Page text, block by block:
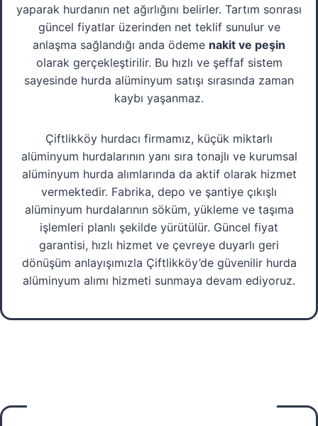
yaparak hurdanın net ağırlığını belirler. Tartım sonrası
güncel fiyatlar üzerinden net teklif sunulur ve
anlaşma sağlandığı anda ödeme nakit ve peşin
olarak gerçekleştirilir. Bu hızlı ve şeffaf sistem
sayesinde hurda alüminyum satışı sırasında zaman
kaybı yaşanmaz.
Çiftlikköy hurdacı firmamız, küçük miktarlı
alüminyum hurdalarının yanı sıra tonajlı ve kurumsal
alüminyum hurda alımlarında da aktif olarak hizmet
vermektedir. Fabrika, depo ve şantiye çıkışlı
alüminyum hurdalarının söküm, yükleme ve taşıma
işlemleri planlı şekilde yürütülür. Güncel fiyat
garantisi, hızlı hizmet ve çevreye duyarlı geri
dönüşüm anlayışımızla Çiftlikköy’de güvenilir hurda
alüminyum alımı hizmeti sunmaya devam ediyoruz.